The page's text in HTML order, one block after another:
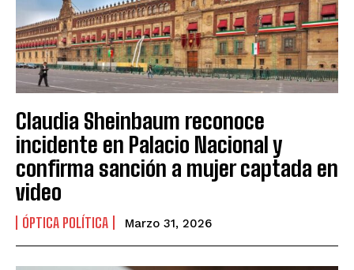
Claudia Sheinbaum reconoce
incidente en Palacio Nacional y
confirma sanción a mujer captada en
video
ÓPTICA POLÍTICA Marzo 31, 2026